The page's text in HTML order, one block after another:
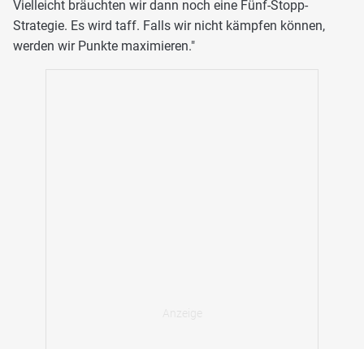
Vielleicht bräuchten wir dann noch eine Fünf-Stopp-
Strategie. Es wird taff. Falls wir nicht kämpfen können,
werden wir Punkte maximieren."